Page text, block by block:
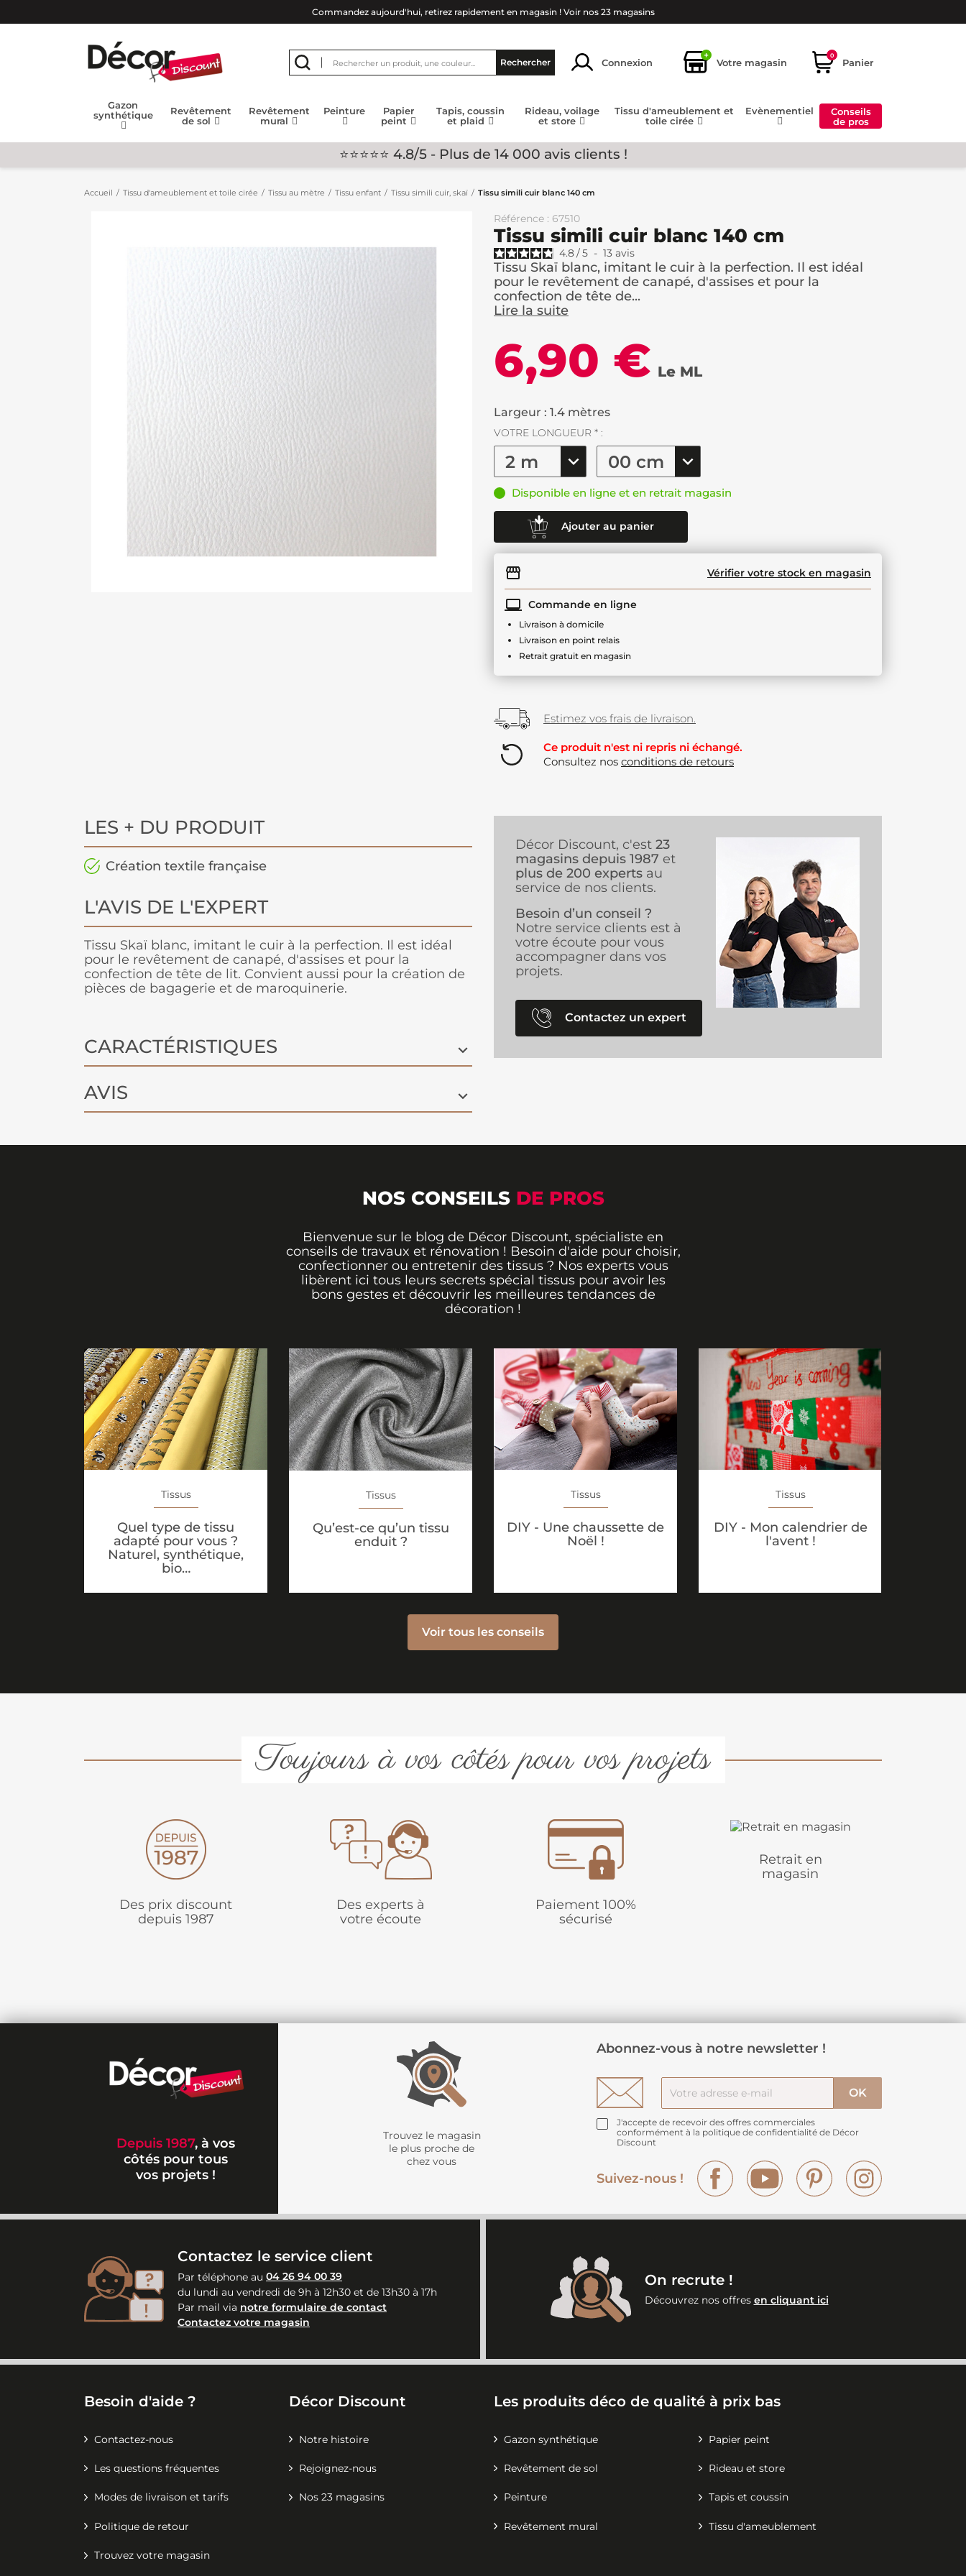
Commandez aujourd'hui, retirez rapidement en magasin ! Voir nos 23 magasins
Rechercher Connexion
+
Votre magasin
0
Panier
Gazon
synthétique
Revêtement
de sol
Revêtement
mural
Peinture
Papier
peint
Tapis, coussin
et plaid
Rideau, voilage
et store
Tissu d'ameublement et
toile cirée
Evènementiel
Conseils
de pros
⭐⭐⭐⭐⭐ 4.8/5 - Plus de 14 000 avis clients !
Accueil Tissu d'ameublement et toile cirée Tissu au mètre Tissu enfant Tissu simili cuir, skaï Tissu simili cuir blanc 140 cm
Référence : 67510
Tissu simili cuir blanc 140 cm
4.8/5 - 13 avis
Tissu Skaï blanc, imitant le cuir à la perfection. Il est idéal
pour le revêtement de canapé, d'assises et pour la
confection de tête de...
Lire la suite
6,90 € Le ML
Largeur : 1.4 mètres
VOTRE LONGUEUR * :
Disponible en ligne et en retrait magasin
Ajouter au panier
Vérifier votre stock en magasin
Commande en ligne
Livraison à domicile
Livraison en point relais
Retrait gratuit en magasin
Estimez vos frais de livraison.
Ce produit n'est ni repris ni échangé.
Consultez nos conditions de retours
LES + DU PRODUIT
Création textile française
L'AVIS DE L'EXPERT
Tissu Skaï blanc, imitant le cuir à la perfection. Il est idéal
pour le revêtement de canapé, d'assises et pour la
confection de tête de lit. Convient aussi pour la création de
pièces de bagagerie et de maroquinerie.
CARACTÉRISTIQUES
AVIS
Décor Discount, c'est 23
magasins depuis 1987 et
plus de 200 experts au
service de nos clients.
Besoin d’un conseil ?
Notre service clients est à
votre écoute pour vous
accompagner dans vos
projets.
Contactez un expert
NOS CONSEILS DE PROS
Bienvenue sur le blog de Décor Discount, spécialiste en
conseils de travaux et rénovation ! Besoin d'aide pour choisir,
confectionner ou entretenir des tissus ? Nos experts vous
libèrent ici tous leurs secrets spécial tissus pour avoir les
bons gestes et découvrir les meilleures tendances de
décoration !
Tissus
Quel type de tissu
adapté pour vous ?
Naturel, synthétique,
bio…
Tissus
Qu’est-ce qu’un tissu
enduit ?
Tissus
DIY - Une chaussette de
Noël !
Tissus
DIY - Mon calendrier de
l'avent !
Voir tous les conseils
Toujours à vos côtés pour vos projets
Des prix discount
depuis 1987
Des experts à
votre écoute
Paiement 100%
sécurisé
Retrait en
magasin
Depuis 1987, à vos
côtés pour tous
vos projets !
Trouvez le magasin
le plus proche de
chez vous
Abonnez-vous à notre newsletter !
J'accepte de recevoir des offres commerciales
conformément à la politique de confidentialité de Décor
Discount
Suivez-nous !
Facebook YouTube Pinterest
Contactez le service client
Par téléphone au 04 26 94 00 39
du lundi au vendredi de 9h à 12h30 et de 13h30 à 17h
Par mail via notre formulaire de contact
Contactez votre magasin
On recrute !
Découvrez nos offres en cliquant ici
Besoin d'aide ?
Contactez-nous
Les questions fréquentes
Modes de livraison et tarifs
Politique de retour
Trouvez votre magasin
Décor Discount
Notre histoire
Rejoignez-nous
Nos 23 magasins
Les produits déco de qualité à prix bas
Gazon synthétique Papier peint
Revêtement de sol Rideau et store
Peinture Tapis et coussin
Revêtement mural Tissu d'ameublement